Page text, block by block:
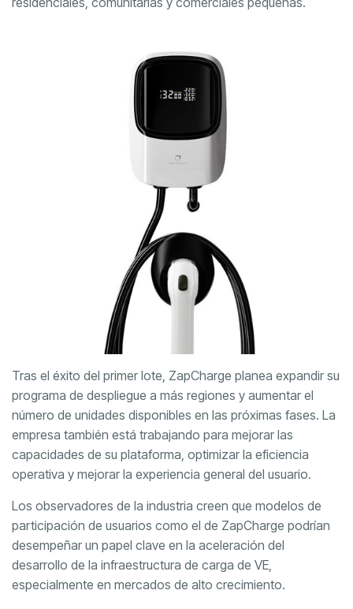
Tras el éxito del primer lote, ZapCharge planea expandir su
programa de despliegue a más regiones y aumentar el
número de unidades disponibles en las próximas fases. La
empresa también está trabajando para mejorar las
capacidades de su plataforma, optimizar la eficiencia
operativa y mejorar la experiencia general del usuario.
Los observadores de la industria creen que modelos de
participación de usuarios como el de ZapCharge podrían
desempeñar un papel clave en la aceleración del
desarrollo de la infraestructura de carga de VE,
especialmente en mercados de alto crecimiento.